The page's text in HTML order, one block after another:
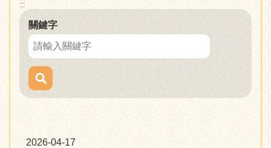
:::
關鍵字
2026-04-17